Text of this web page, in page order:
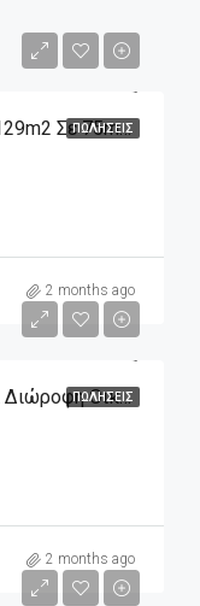
ΠΩΛΉΣΕΙΣ
Γκλαβάνη Πωλείται Μεζονέτα 129m2 Σε 75m2 Οικόπεδο Πλήρως Ανακαινισμένη
2 months ago
ΠΩΛΉΣΕΙΣ
Χρυσή Ακτή Παναγίας Πωλείται Διώροφη Οικοδομή 411m2 Σε Οικόπεδο 282m2
2 months ago